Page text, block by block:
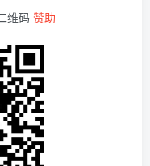
维码 赞助